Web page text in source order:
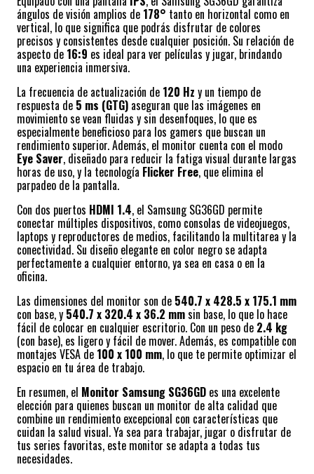
ángulos de visión amplios de 178° tanto en horizontal como en
vertical, lo que significa que podrás disfrutar de colores
precisos y consistentes desde cualquier posición. Su relación de
aspecto de 16:9 es ideal para ver películas y jugar, brindando
una experiencia inmersiva.
La frecuencia de actualización de 120 Hz y un tiempo de
respuesta de 5 ms (GTG) aseguran que las imágenes en
movimiento se vean fluidas y sin desenfoques, lo que es
especialmente beneficioso para los gamers que buscan un
rendimiento superior. Además, el monitor cuenta con el modo
Eye Saver, diseñado para reducir la fatiga visual durante largas
horas de uso, y la tecnología Flicker Free, que elimina el
parpadeo de la pantalla.
Con dos puertos HDMI 1.4, el Samsung SG36GD permite
conectar múltiples dispositivos, como consolas de videojuegos,
laptops y reproductores de medios, facilitando la multitarea y la
conectividad. Su diseño elegante en color negro se adapta
perfectamente a cualquier entorno, ya sea en casa o en la
oficina.
Las dimensiones del monitor son de 540.7 x 428.5 x 175.1 mm
con base, y 540.7 x 320.4 x 36.2 mmsin base, lo que lo hace
fácil de colocar en cualquier escritorio. Con un peso de 2.4 kg
(con base), es ligero y fácil de mover. Además, es compatible con
montajes VESA de 100 x 100 mm, lo que te permite optimizar el
espacio en tu área de trabajo.
En resumen, el Monitor Samsung SG36GD es una excelente
elección para quienes buscan un monitor de alta calidad que
combine un rendimiento excepcional con características que
cuidan la salud visual. Ya sea para trabajar, jugar o disfrutar de
tus series favoritas, este monitor se adapta a todas tus
necesidades.